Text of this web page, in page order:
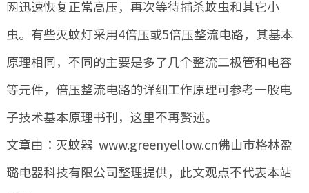
网迅速恢复正常高压，再次等待捕杀蚊虫和其它小
虫。有些灭蚊灯采用4倍压或5倍压整流电路，其基本
原理相同，不同的主要是多了几个整流二极管和电容
等元件，倍压整流电路的详细工作原理可参考一般电
子技术基本原理书刊，这里不再赘述。
文章由：灭蚊器 www.greenyellow.cn佛山市格林盈
璐电器科技有限公司整理提供，此文观点不代表本站